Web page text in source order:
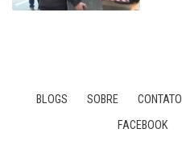
BLOGS SOBRE CONTATO
FACEBOOK